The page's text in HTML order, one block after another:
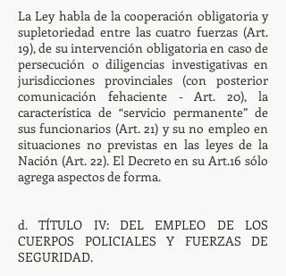
La Ley habla de la cooperación obligatoria y
supletoriedad entre las cuatro fuerzas (Art.
19), de su intervención obligatoria en caso de
persecución o diligencias investigativas en
jurisdicciones provinciales (con posterior
comunicación fehaciente - Art. 20), la
característica de “servicio permanente” de
sus funcionarios (Art. 21) y su no empleo en
situaciones no previstas en las leyes de la
Nación (Art. 22). El Decreto en su Art.16 sólo
agrega aspectos de forma.
d. TÍTULO IV: DEL EMPLEO DE LOS
CUERPOS POLICIALES Y FUERZAS DE
SEGURIDAD.